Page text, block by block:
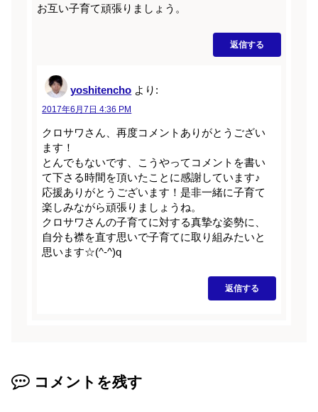
お互い子育て頑張りましょう。
返信する
yoshitencho より:
2017年6月7日 4:36 PM
クロサワさん、再度コメントありがとうござい
ます！
とんでもないです、こうやってコメントを書い
て下さる時間を頂いたことに感謝しています♪
応援ありがとうございます！是非一緒に子育て
楽しみながら頑張りましょうね。
クロサワさんの子育てに対する真摯な姿勢に、
自分も襟を直す思いで子育てに取り組みたいと
思います☆(^-^)q
返信する
コメントを残す